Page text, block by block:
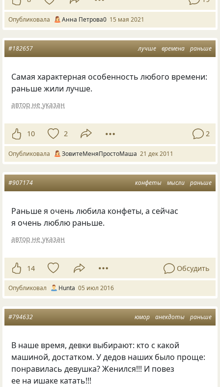
Опубликовала Анна Петрова0 15 мая 2021
лучше времена раньше
#182657
Самая характерная особенность любого времени:
раньше жили лучше.
автор не указан
10 2 2
Опубликовала ЗовитеМеняПростоМаша 21 дек 2011
конфеты мысли раньше
#907174
Раньше я очень любила конфеты, а сейчас
я очень люблю раньше.
автор не указан
14 Обсудить
Опубликовал Hunta 05 июл 2016
юмор анекдоты раньше
#794632
В наше время, девки выбирают: кто с какой
машиной, достатком. У дедов наших было проще:
понравилась девушка? Женился!!! И повез
ее на ишаке катать!!!